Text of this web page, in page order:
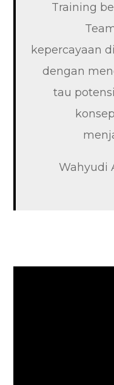
Training
kepercayaan
dengan
tau
Wahyudi